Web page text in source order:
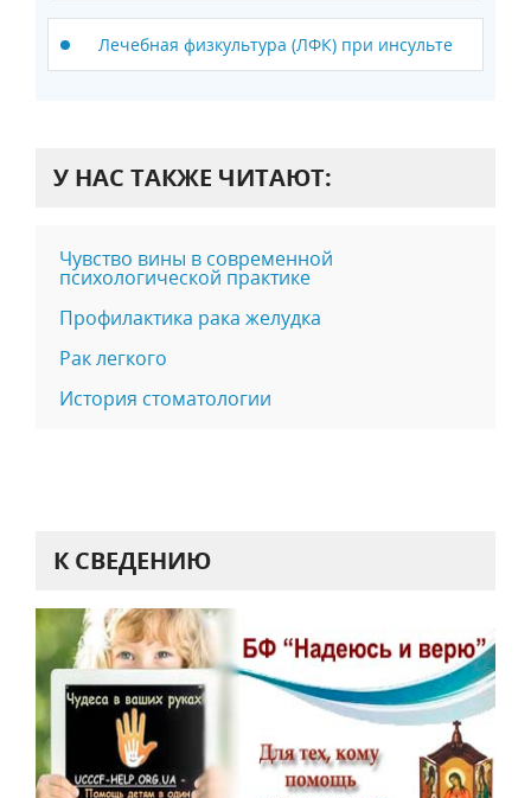
Лечебная физкультура (ЛФК) при инсульте
У НАС ТАКЖЕ ЧИТАЮТ:
Чувство вины в современной
психологической практике
Профилактика рака желудка
Рак легкого
История стоматологии
К СВЕДЕНИЮ